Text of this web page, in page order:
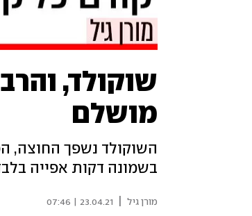
שוקולד,
מושלם
השוקולד נשפך החוצה,
בשמונה דקות אפייה
מורן גיל 23.04.21 | 07:46